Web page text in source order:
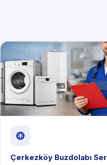
Çerkezköy Buzdolabı